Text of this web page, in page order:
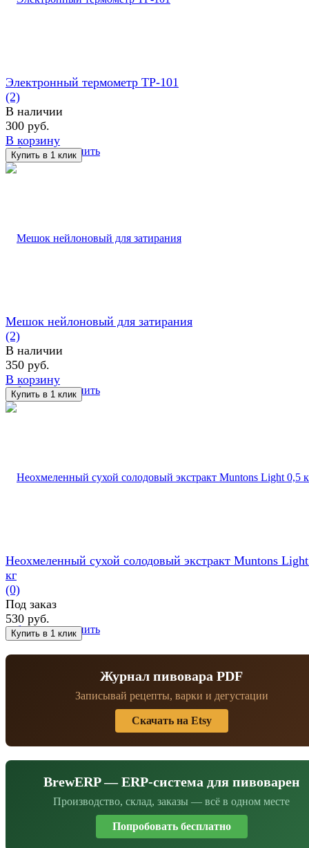
избранное сравнить
Электронный термометр TP-101
(2)
В наличии
300 руб.
В корзину
избранное сравнить
Мешок нейлоновый для затирания
(2)
В наличии
350 руб.
В корзину
избранное сравнить
Неохмеленный сухой солодовый экстракт Muntons
кг
(0)
Под заказ
530 руб.
Журнал пивовара PDF
Записывай рецепты, варки и дегустации
Скачать на Etsy
BrewERP — ERP-система для пивоварен
Производство, склад, заказы — всё в одном месте
Попробовать бесплатно